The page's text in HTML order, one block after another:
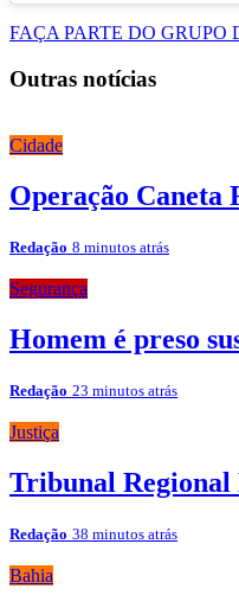
FAÇA PARTE DO GRUPO
Outras notícias
Cidade
Operação Caneta
Redação 8 minutos atrás
Segurança
Homem é preso
Redação 23 minutos atrás
Justiça
Tribunal Regional
Redação 38 minutos atrás
Bahia